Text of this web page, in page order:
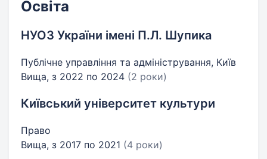
Освіта
НУОЗ України імені П.Л. Шупика
Публічне управління та адміністрування, Київ
Вища, з 2022 по 2024 (2 роки)
Київський університет культури
Право
Вища, з 2017 по 2021 (4 роки)